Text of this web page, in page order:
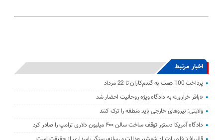
اخبار مرتبط
پرداخت 100 همت به گندم‌کاران تا 22 مرداد
«باقر خرازی» به دادگاه ویژه روحانیت احضار شد
ولایتی: نیرو‌های خارجی باید منطقه را ترک کنند
دادگاه آمریکا دستور توقف ساخت سالن ۴۰۰ میلیون دلاری ترامپ را صادر کرد